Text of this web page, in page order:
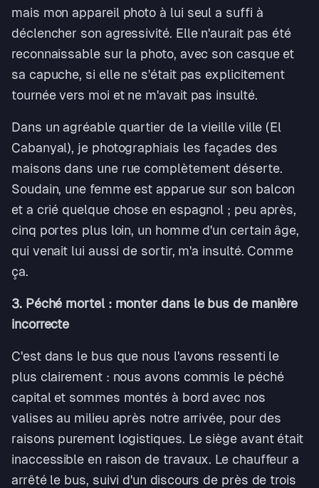
mais mon appareil photo à lui seul a suffi à
déclencher son agressivité. Elle n'aurait pas été
reconnaissable sur la photo, avec son casque et
sa capuche, si elle ne s'était pas explicitement
tournée vers moi et ne m'avait pas insulté.
Dans un agréable quartier de la vieille ville (El
Cabanyal), je photographiais les façades des
maisons dans une rue complètement déserte.
Soudain, une femme est apparue sur son balcon
et a crié quelque chose en espagnol ; peu après,
cinq portes plus loin, un homme d'un certain âge,
qui venait lui aussi de sortir, m'a insulté. Comme
ça.
3. Péché mortel : monter dans le bus de manière
incorrecte
C'est dans le bus que nous l'avons ressenti le
plus clairement : nous avons commis le péché
capital et sommes montés à bord avec nos
valises au milieu après notre arrivée, pour des
raisons purement logistiques. Le siège avant était
inaccessible en raison de travaux. Le chauffeur a
arrêté le bus, suivi d'un discours de près de trois